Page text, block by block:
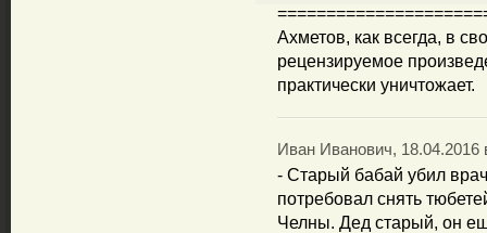
Ахметов, как всегда, в
рецензируемое
практически уничтожает.
Иван Иванович, 18.04.2016
- Старый бабай убил
потребовал снять
Челны. Дед старый, он